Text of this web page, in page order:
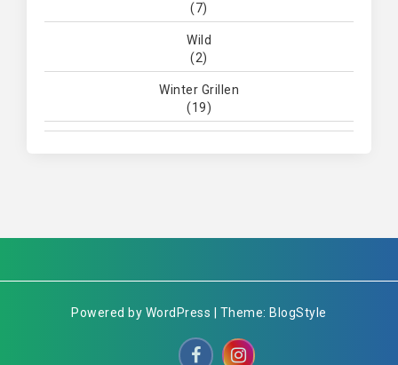
(7)
Wild
(2)
Winter Grillen
(19)
Powered by WordPress | Theme: BlogStyle